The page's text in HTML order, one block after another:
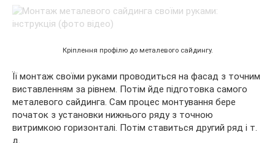
Кріплення профілю до металевого сайдингу.
Її монтаж своїми руками проводиться на фасад з точним
виставленням за рівнем. Потім йде підготовка самого
металевого сайдинга. Сам процес монтування бере
початок з установки нижнього ряду з точною
витримкою горизонталі. Потім ставиться другий ряд і т.
д.